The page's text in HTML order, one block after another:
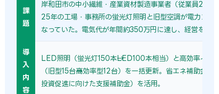
課
題
岸和田市の中小繊維・産業資材製造事業者（従業員25名
25年の工場・事務所の蛍光灯照明と旧型空調が電力コス
なっていた。電気代が年間約350万円に達し、経営を圧
導
入
内
容
LED照明（蛍光灯150本→LED100本相当）と高効率イン
（旧型15台→高効率型12台）を一括更新。省エネ補助金（
投資促進に向けた支援補助金）を活用。